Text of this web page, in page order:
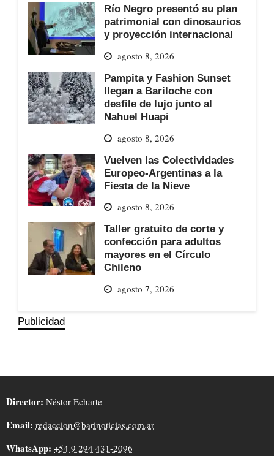
Río Negro presentó su plan
patrimonial con dinosaurios
y proyección internacional
agosto 8, 2026
Pampita y Fashion Sunset
llegan a Bariloche con
desfile de lujo junto al
Nahuel Huapi
agosto 8, 2026
Vuelven las Colectividades
Europeo-Argentinas a la
Fiesta de la Nieve
agosto 8, 2026
Taller gratuito de corte y
confección para adultos
mayores en el Círculo
Chileno
agosto 7, 2026
Publicidad
Director: Néstor Echarte
Email: redaccion@barinoticias.com.ar
WhatsApp: +54 9 294 431-2096